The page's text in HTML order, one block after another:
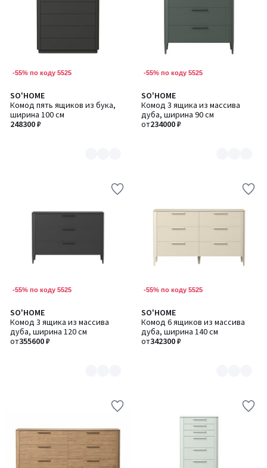
-55% по коду 5525
SO'HOME
Комод пять ящиков из бука,
ширина 100 см
248300 ₽
Количество
цветов:
6
-55% по коду 5525
SO'HOME
Комод 3 ящика из массива
дуба, ширина 90 см
от234000 ₽
Количество
цветов:
8
-55% по коду 5525
SO'HOME
Комод 3 ящика из массива
дуба, ширина 120 см
от355600 ₽
Количество
цветов:
8
-55% по коду 5525
SO'HOME
Комод 6 ящиков из массива
дуба, ширина 140 см
от342300 ₽
Количество
цветов:
8